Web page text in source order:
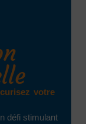
votre
défi stimulant